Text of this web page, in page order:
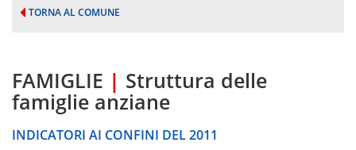
TORNA AL COMUNE
FAMIGLIE | Struttura delle
famiglie anziane
INDICATORI AI CONFINI DEL 2011